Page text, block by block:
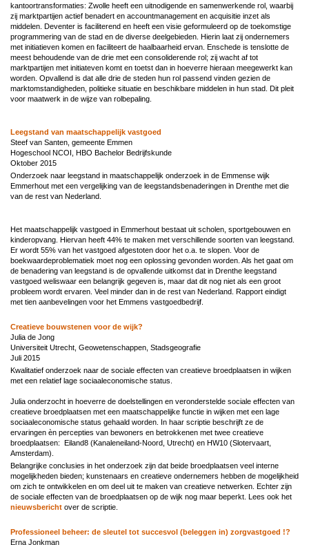
kantoortransformaties: Zwolle heeft een uitnodigende en samenwerkende rol, waarbij
zij marktpartijen actief benadert en accountmanagement en acquisitie inzet als
middelen. Deventer is faciliterend en heeft een visie geformuleerd op de toekomstige
programmering van de stad en de diverse deelgebieden. Hierin laat zij ondernemers
met initiatieven komen en faciliteert de haalbaarheid ervan. Enschede is tenslotte de
meest behoudende van de drie met een consoliderende rol; zij wacht af tot
marktpartijen met initiateven komt en toetst dan in hoeverre hieraan meegewerkt kan
worden. Opvallend is dat alle drie de steden hun rol passend vinden gezien de
marktomstandigheden, politieke situatie en beschikbare middelen in hun stad. Dit pleit
voor maatwerk in de wijze van rolbepaling.
Leegstand van maatschappelijk vastgoed
Steef van Santen, gemeente Emmen
Hogeschool NCOI, HBO Bachelor Bedrijfskunde
Oktober 2015
Onderzoek naar leegstand in maatschappelijk onderzoek in de Emmense wijk
Emmerhout met een vergelijking van de leegstandsbenaderingen in Drenthe met die
van de rest van Nederland.
Het maatschappelijk vastgoed in Emmerhout bestaat uit scholen, sportgebouwen en
kinderopvang. Hiervan heeft 44% te maken met verschillende soorten van leegstand.
Er wordt 55% van het vastgoed afgestoten door het o.a. te slopen. Voor de
boekwaardeproblematiek moet nog een oplossing gevonden worden. Als het gaat om
de benadering van leegstand is de opvallende uitkomst dat in Drenthe leegstand
vastgoed weliswaar een belangrijk gegeven is, maar dat dit nog niet als een groot
probleem wordt ervaren. Veel minder dan in de rest van Nederland. Rapport eindigt
met tien aanbevelingen voor het Emmens vastgoedbedrijf.
Creatieve bouwstenen voor de wijk?
Julia de Jong
Universiteit Utrecht, Geowetenschappen, Stadsgeografie
Juli 2015
Kwalitatief onderzoek naar de sociale effecten van creatieve broedplaatsen in wijken
met een relatief lage sociaaleconomische status.
Julia onderzocht in hoeverre de doelstellingen en veronderstelde sociale effecten van
creatieve broedplaatsen met een maatschappelijke functie in wijken met een lage
sociaaleconomische status gehaald worden. In haar scriptie beschrijft ze de
ervaringen èn percepties van bewoners en betrokkenen met twee creatieve
broedplaatsen: Eiland8 (Kanaleneiland-Noord, Utrecht) en HW10 (Slotervaart,
Amsterdam).
Belangrijke conclusies in het onderzoek zijn dat beide broedplaatsen veel interne
mogelijkheden bieden; kunstenaars en creatieve ondernemers hebben de mogelijkheid
om zich te ontwikkelen en om deel uit te maken van creatieve netwerken. Echter zijn
de sociale effecten van de broedplaatsen op de wijk nog maar beperkt. Lees ook het
nieuwsbericht over de scriptie.
Professioneel beheer: de sleutel tot succesvol (beleggen in) zorgvastgoed !?
Erna Jonkman